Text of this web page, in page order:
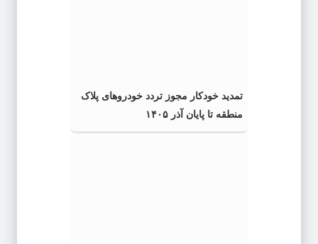
تمدید خودکار مجوز تردد خودروهای پلاک
منطقه تا پایان آذر ۱۴۰۵